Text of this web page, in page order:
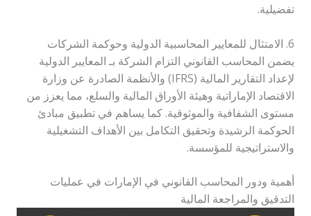
تفضيلية.
6. الامتثال للمعايير المحاسبية الدولية وحوكمة الشركات
يضمن المحاسب القانوني التزام الشركة بـ المعايير الدولية
لإعداد التقارير المالية (IFRS) والأنظمة الصادرة عن وزارة
الاقتصاد الإماراتية وهيئة الأوراق المالية والسلع، مما يعزز من
مستوى الشفافية والموثوقية. كما يساهم في تطبيق مبادئ
الحوكمة الرشيدة وتحقيق التكامل بين الأهداف التشغيلية
والاستراتيجية للمؤسسة.
أهمية ودور المحاسب القانوني في الإمارات في عمليات
التدقيق والمراجعة المالية